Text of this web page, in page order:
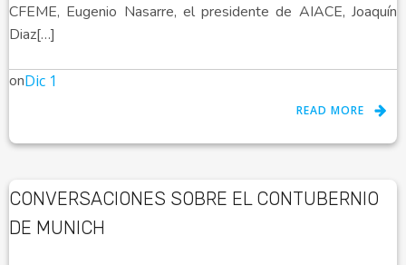
CFEME, Eugenio Nasarre, el presidente de AIACE, Joaquín
Diaz[…]
onDic 1
READ MORE
CONVERSACIONES SOBRE EL CONTUBERNIO
DE MUNICH